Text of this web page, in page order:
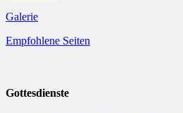
Galerie
Empfohlene Seiten
Gottesdienste